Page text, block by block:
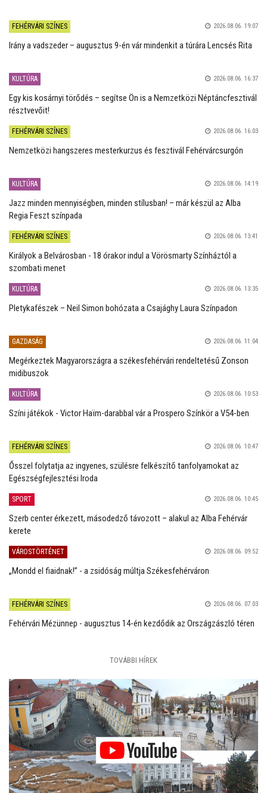
FEHÉRVÁRI SZÍNES 2026.08.06. 19:07
Irány a vadszeder – augusztus 9-én vár mindenkit a túrára Lencsés Rita
KULTÚRA 2026.08.06. 16:37
Egy kis kosárnyi törődés – segítse Ön is a Nemzetközi Néptáncfesztivál
résztvevőit!
FEHÉRVÁRI SZÍNES 2026.08.06. 16:03
Nemzetközi hangszeres mesterkurzus és fesztivál Fehérvárcsurgón
KULTÚRA 2026.08.06. 14:19
Jazz minden mennyiségben, minden stílusban! – már készül az Alba
Regia Feszt színpada
FEHÉRVÁRI SZÍNES 2026.08.06. 13:41
Királyok a Belvárosban - 18 órakor indul a Vörösmarty Színháztól a
szombati menet
KULTÚRA 2026.08.06. 13:35
Pletykafészek – Neil Simon bohózata a Csajághy Laura Színpadon
GAZDASÁG 2026.08.06. 11:04
Megérkeztek Magyarországra a székesfehérvári rendeltetésű Zonson
midibuszok
KULTÚRA 2026.08.06. 10:53
Színi játékok - Victor Haïm-darabbal vár a Prospero Színkör a V54-ben
FEHÉRVÁRI SZÍNES 2026.08.06. 10:47
Ősszel folytatja az ingyenes, szülésre felkészítő tanfolyamokat az
Egészségfejlesztési Iroda
SPORT 2026.08.06. 10:45
Szerb center érkezett, másodedző távozott – alakul az Alba Fehérvár
kerete
VÁROSTÖRTÉNET 2026.08.06. 09:52
„Mondd el fiaidnak!” - a zsidóság múltja Székesfehérváron
FEHÉRVÁRI SZÍNES 2026.08.06. 07:03
Fehérvári Mézünnep - augusztus 14-én kezdődik az Országzászló téren
TOVÁBBI HÍREK